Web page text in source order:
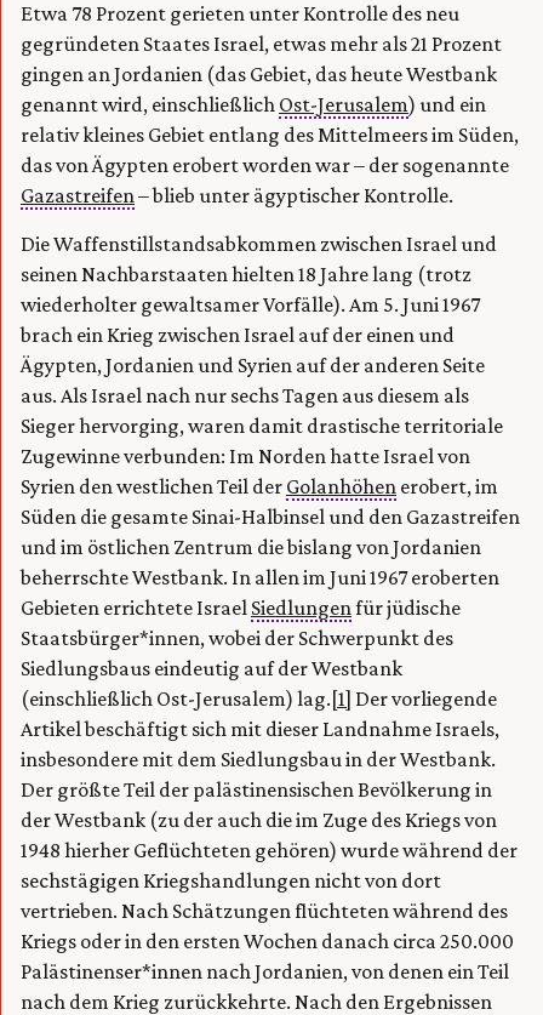
Etwa 78 Prozent gerieten unter Kontrolle des neu
gegründeten Staates Israel, etwas mehr als 21 Prozent
gingen an Jordanien (das Gebiet, das heute Westbank
genannt wird, einschließlich Ost-Jerusalem) und ein
relativ kleines Gebiet entlang des Mittelmeers im Süden,
das von Ägypten erobert worden war – der sogenannte
Gazastreifen– blieb unter ägyptischer Kontrolle.
Die Waffenstillstandsabkommen zwischen Israel und
seinen Nachbarstaaten hielten 18 Jahre lang (trotz
wiederholter gewaltsamer Vorfälle). Am 5. Juni 1967
brach ein Krieg zwischen Israel auf der einen und
Ägypten, Jordanien und Syrien auf der anderen Seite
aus. Als Israel nach nur sechs Tagen aus diesem als
Sieger hervorging, waren damit drastische territoriale
Zugewinne verbunden: Im Norden hatte Israel von
Syrien den westlichen Teil der Golanhöhen erobert, im
Süden die gesamte Sinai-Halbinsel und den Gazastreifen
und im östlichen Zentrum die bislang von Jordanien
beherrschte Westbank. In allen im Juni 1967 eroberten
Gebieten errichtete Israel Siedlungen für jüdische
Staatsbürger*innen, wobei der Schwerpunkt des
Siedlungsbaus eindeutig auf der Westbank
(einschließlich Ost-Jerusalem) lag.[1] Der vorliegende
Artikel beschäftigt sich mit dieser Landnahme Israels,
insbesondere mit dem Siedlungsbau in der Westbank.
Der größte Teil der palästinensischen Bevölkerung in
der Westbank (zu der auch die im Zuge des Kriegs von
1948 hierher Geflüchteten gehören) wurde während der
sechstägigen Kriegshandlungen nicht von dort
vertrieben. Nach Schätzungen flüchteten während des
Kriegs oder in den ersten Wochen danach circa 250.000
Palästinenser*innen nach Jordanien, von denen ein Teil
nach dem Krieg zurückkehrte. Nach den Ergebnissen